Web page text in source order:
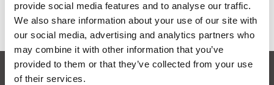
provide social media features and to analyse our traffic.
We also share information about your use of our site with
our social media, advertising and analytics partners who
may combine it with other information that you’ve
provided to them or that they’ve collected from your use
of their services.